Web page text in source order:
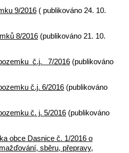
9/2016 ( publikováno 24. 10.
8/2016 (publikováno 21. 10.
č.j. 7/2016 (publikováno
č.j. 6/2016 (publikováno
č. j. 5/2016 (publikováno
obce Dasnice č. 1/2016 o
sběru, přepravy,